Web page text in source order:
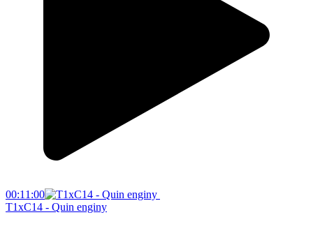
00:11:00
T1xC14 - Quin enginy